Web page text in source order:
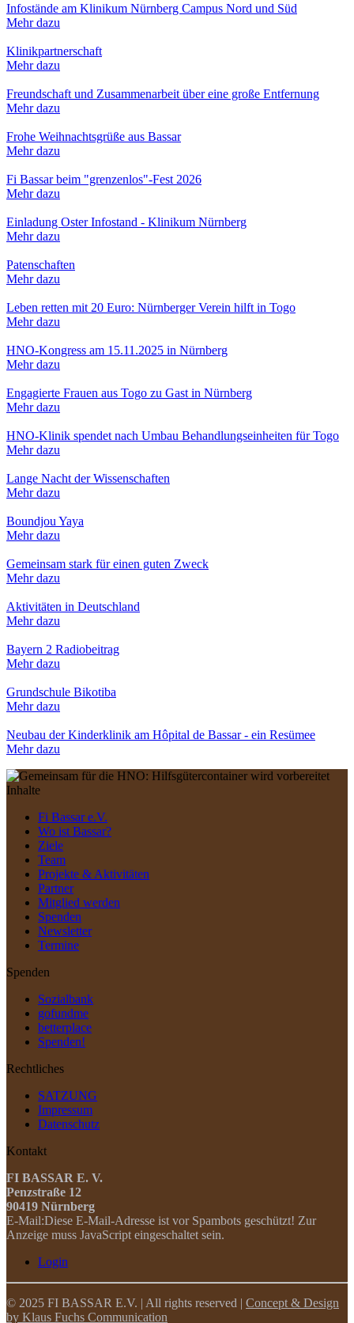
Infostände am Klinikum Nürnberg Campus Nord und Süd
Mehr dazu
Klinikpartnerschaft
Mehr dazu
Freundschaft und Zusammenarbeit über eine große Entfernung
Mehr dazu
Frohe Weihnachtsgrüße aus Bassar
Mehr dazu
Fi Bassar beim "grenzenlos"-Fest 2026
Mehr dazu
Einladung Oster Infostand - Klinikum Nürnberg
Mehr dazu
Patenschaften
Mehr dazu
Leben retten mit 20 Euro: Nürnberger Verein hilft in Togo
Mehr dazu
HNO-Kongress am 15.11.2025 in Nürnberg
Mehr dazu
Engagierte Frauen aus Togo zu Gast in Nürnberg
Mehr dazu
HNO-Klinik spendet nach Umbau Behandlungseinheiten für Togo
Mehr dazu
Lange Nacht der Wissenschaften
Mehr dazu
Boundjou Yaya
Mehr dazu
Gemeinsam stark für einen guten Zweck
Mehr dazu
Aktivitäten in Deutschland
Mehr dazu
Bayern 2 Radiobeitrag
Mehr dazu
Grundschule Bikotiba
Mehr dazu
Neubau der Kinderklinik am Hôpital de Bassar - ein Resümee
Mehr dazu
Inhalte
Fi Bassar e.V.
Wo ist Bassar?
Ziele
Team
Projekte & Aktivitäten
Partner
Mitglied werden
Spenden
Newsletter
Termine
Spenden
Sozialbank
gofundme
betterplace
Spenden!
Rechtliches
SATZUNG
Impressum
Datenschutz
Kontakt
FI BASSAR E. V.
Penzstraße 12
90419 Nürnberg
E-Mail:Diese E-Mail-Adresse ist vor Spambots geschützt! Zur
Anzeige muss JavaScript eingeschaltet sein.
Login
© 2025 FI BASSAR E.V. | All rights reserved | Concept & Design
by Klaus Fuchs Communication